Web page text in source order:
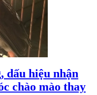
dấu hiệu nhận
chào mào thay